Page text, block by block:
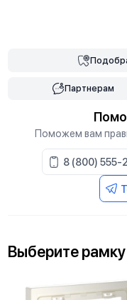
Партнерам
Поможем вам
8 (800) 555-
Выберитерамку